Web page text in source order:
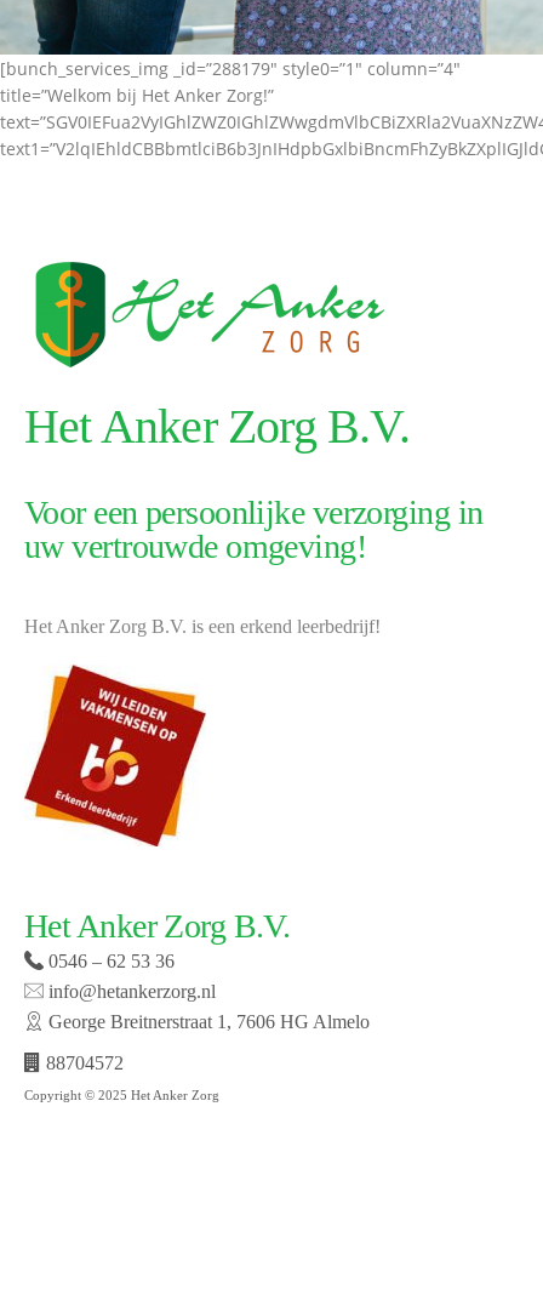
[bunch_services_img _id=”288179″ style0=”1″ column=”4″
title=”Welkom bij Het Anker Zorg!”
Het Anker Zorg B.V.
Voor een persoonlijke verzorging in
uw vertrouwde omgeving!
Het Anker Zorg B.V. is een erkend leerbedrijf!
Het Anker Zorg B.V.
0546 – 62 53 36
info@hetankerzorg.nl
George Breitnerstraat 1, 7606 HG Almelo
88704572
Copyright © 2025 Het Anker Zorg